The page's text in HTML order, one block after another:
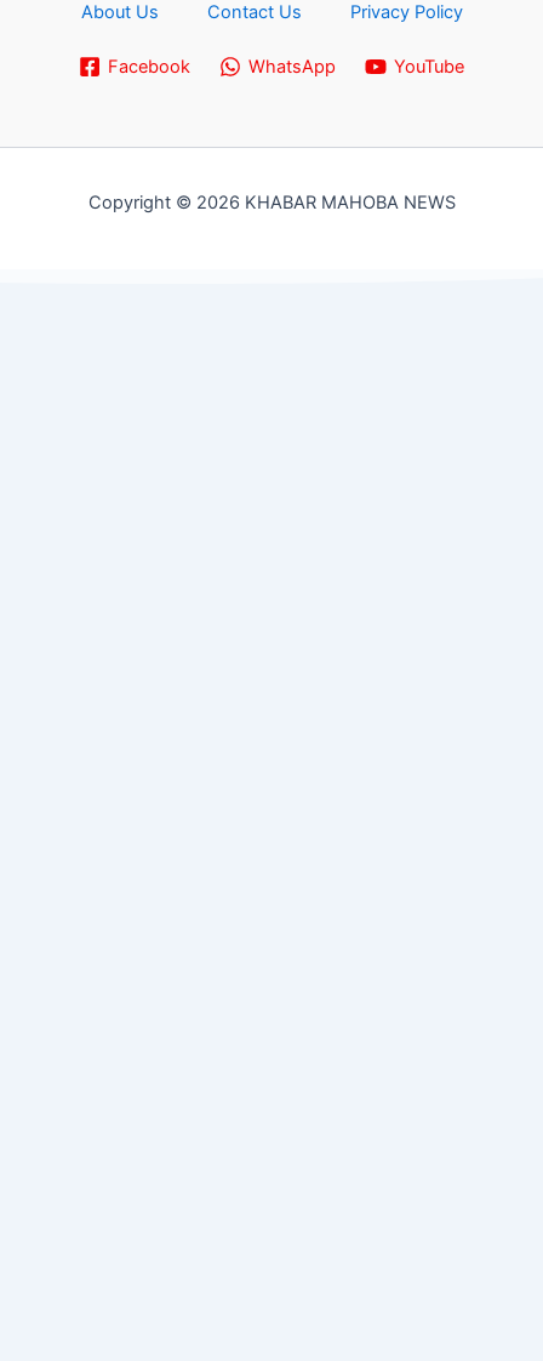
About Us Contact Us Privacy Policy
Facebook WhatsApp YouTube
Copyright © 2026 KHABAR MAHOBA NEWS